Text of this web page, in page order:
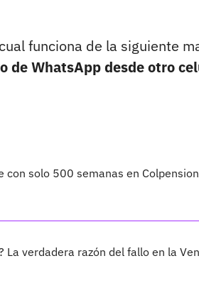
funciona de la siguiente
de WhatsApp desde otro
con solo 500 semanas en
La verdadera razón del fallo en la